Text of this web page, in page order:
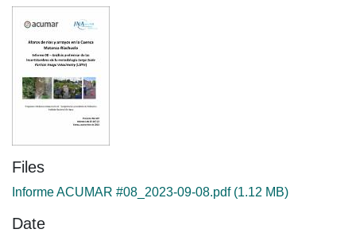
Statistics
Files
Informe ACUMAR #08_2023-09-08.pdf(1.12 MB)
Date